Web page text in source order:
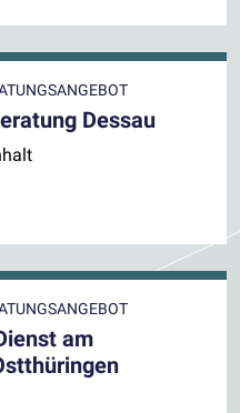
Dessau
am